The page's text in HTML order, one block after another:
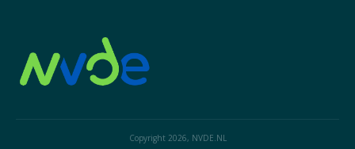
Copyright 2026, NVDE.NL